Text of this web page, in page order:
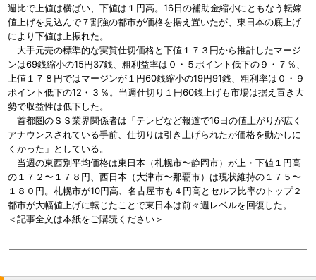
週比で上値は横ばい、下値は１円高。16日の補助金縮小にともなう転嫁
値上げを見込んで７割強の都市が価格を据え置いたが、東日本の底上げ
により下値は上振れた。
大手元売の標準的な実質仕切価格と下値１７３円から推計したマージ
ンは69銭縮小の15円37銭、粗利益率は０・５ポイント低下の９・７％、
上値１７８円ではマージンが１円60銭縮小の19円91銭、粗利率は０・９
ポイント低下の12・３％。当週仕切り１円60銭上げも市場は据え置き大
勢で収益性は低下した。
首都圏のＳＳ業界関係者は「テレビなど報道で16日の値上がりが広く
アナウンスされている手前、仕切りは引き上げられたが価格を動かしに
くかった」としている。
当週の東西別平均価格は東日本（札幌市〜静岡市）が上・下値１円高
の１７２〜１７８円、西日本（大津市〜那覇市）は現状維持の１７５〜
１８０円。札幌市が10円高、名古屋市も４円高とセルフ比率のトップ２
都市が大幅値上げに転じたことで東日本は前々週レベルを回復した。
＜記事全文は本紙をご購読ください＞